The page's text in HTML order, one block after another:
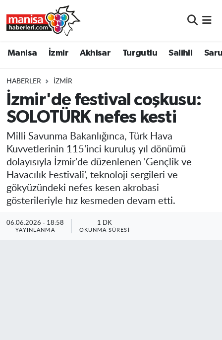
Manisa İzmir Akhisar Turgutlu Salihli
HABERLER İZMIR
İzmir'de festival coşkusu:
SOLOTÜRK nefes kesti
Milli Savunma Bakanlığınca, Türk Hava
Kuvvetlerinin 115'inci kuruluş yıl dönümü
dolayısıyla İzmir'de düzenlenen 'Gençlik ve
Havacılık Festivali', teknoloji sergileri ve
gökyüzündeki nefes kesen akrobasi
gösterileriyle hız kesmeden devam etti.
06.06.2026 - 18:58
YAYINLANMA
1 DK
OKUNMA SÜRESI
Turgutlu
Salihli
Saruhanlı
Soma
Manisa Nöbetçi Eczaneler
Manisa Trafik Yoğunluk Haritası
Süper Lig Puan Durumu ve Fikstür
Tüm Manşetler
Son Dakika Haberleri